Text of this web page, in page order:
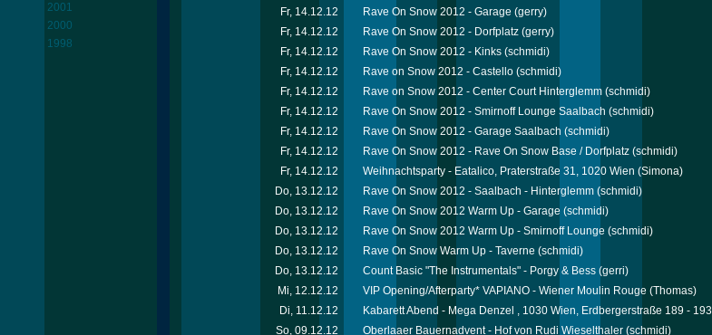
2001
2000
1998
Fr, 14.12.12
Rave On Snow 2012 - Garage (gerry)
Fr, 14.12.12
Rave On Snow 2012 - Dorfplatz (gerry)
Fr, 14.12.12
Rave On Snow 2012 - Kinks (schmidi)
Fr, 14.12.12
Rave on Snow 2012 - Castello (schmidi)
Fr, 14.12.12
Rave on Snow 2012 - Center Court Hinterglemm (schmidi)
Fr, 14.12.12
Rave On Snow 2012 - Smirnoff Lounge Saalbach (schmidi)
Fr, 14.12.12
Rave On Snow 2012 - Garage Saalbach (schmidi)
Fr, 14.12.12
Rave On Snow 2012 - Rave On Snow Base / Dorfplatz (schmidi)
Fr, 14.12.12
Weihnachtsparty - Eatalico, Praterstraße 31, 1020 Wien (Simona)
Do, 13.12.12
Rave On Snow 2012 - Saalbach - Hinterglemm (schmidi)
Do, 13.12.12
Rave On Snow 2012 Warm Up - Garage (schmidi)
Do, 13.12.12
Rave On Snow 2012 Warm Up - Smirnoff Lounge (schmidi)
Do, 13.12.12
Rave On Snow Warm Up - Taverne (schmidi)
Do, 13.12.12
Count Basic "The Instrumentals" - Porgy & Bess (gerri)
Mi, 12.12.12
VIP Opening/Afterparty* VAPIANO - Wiener Moulin Rouge (Thomas)
Di, 11.12.12
Kabarett Abend - Mega Denzel , 1030 Wien, Erdbergerstraße 189 - 193
So, 09.12.12
Oberlaaer Bauernadvent - Hof von Rudi Wieselthaler (schmidi)